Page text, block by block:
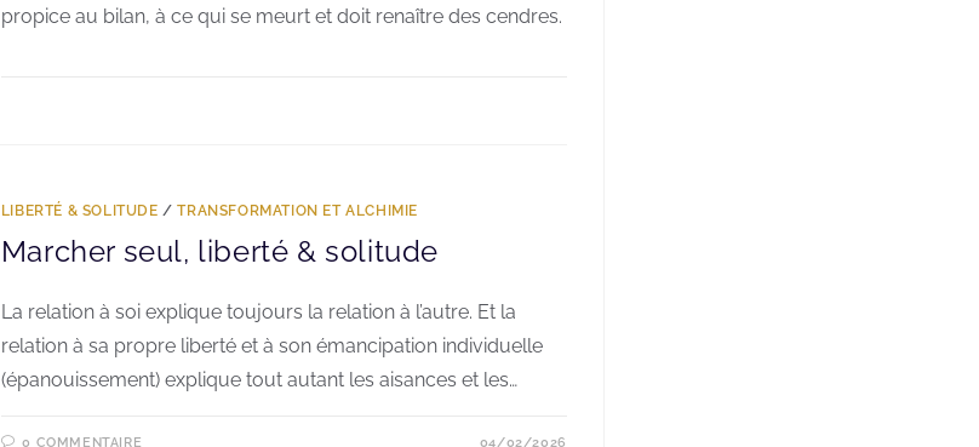
propice au bilan, à ce qui se meurt et doit renaître des cendres.
LIBERTÉ & SOLITUDE /TRANSFORMATION ET ALCHIMIE
Marcher seul, liberté & solitude
La relation à soi explique toujours la relation à l’autre. Et la
relation à sa propre liberté et à son émancipation individuelle
(épanouissement) explique tout autant les aisances et les…
0 COMMENTAIRE 04/02/2026